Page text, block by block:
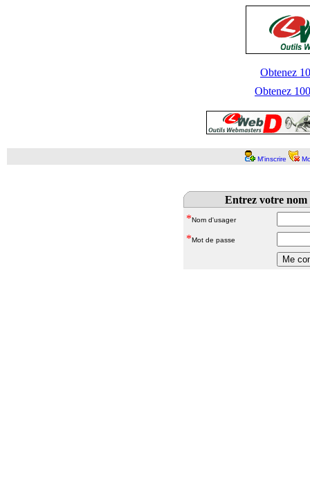
Obtenez
Obtenez
M'inscrire
Entrez votre nom
*Nom d'usager
*Mot de passe